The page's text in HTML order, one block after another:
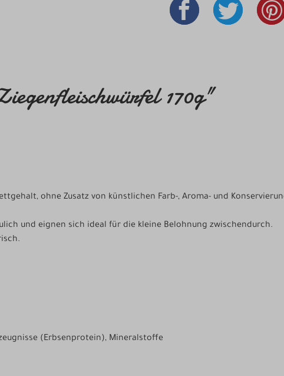
170g"
ohne Zusatz von künstlichen Farb-, Aroma- und
und eignen sich ideal für die kleine Belohnung zwischendurch.
(Erbsenprotein), Mineralstoffe